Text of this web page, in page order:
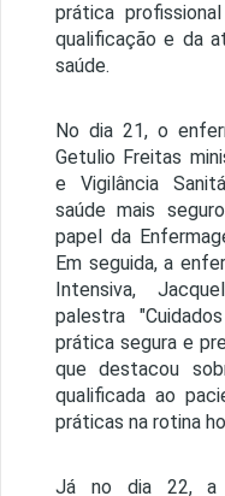
prática
qualificação e da
saúde.
No dia 21, o
Getulio Freitas
e Vigilância
saúde mais
papel da
Em seguida, a
Intensiva,
palestra
prática segura e
que destacou
qualificada ao
práticas na rotina
Já no dia 22, a